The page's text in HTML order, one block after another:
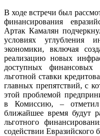
В ходе встречи был
финансирования
Артак Камалян
условиях углубления
экономики, включая
реализацию новых
доступных финансовых
льготной ставки
главных препятствий, с
этой проблемой
в Комиссию, –
ближайшее время будут
льготного
содействии Евразийского